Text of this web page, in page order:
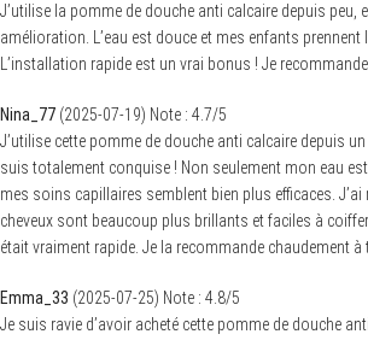
J’utilise la pomme de douche anti calcaire depuis peu,
amélioration. L’eau est douce et mes enfants prennent
L’installation rapide est un vrai bonus ! Je recommande.
Nina_77 (2025-07-19) Note : 4.7/5
J’utilise cette pomme de douche anti calcaire depuis
suis totalement conquise ! Non seulement mon eau
mes soins capillaires semblent bien plus efficaces. J’ai
cheveux sont beaucoup plus brillants et faciles à
était vraiment rapide. Je la recommande chaudement à
Emma_33 (2025-07-25) Note : 4.8/5
Je suis ravie d’avoir acheté cette pomme de douche